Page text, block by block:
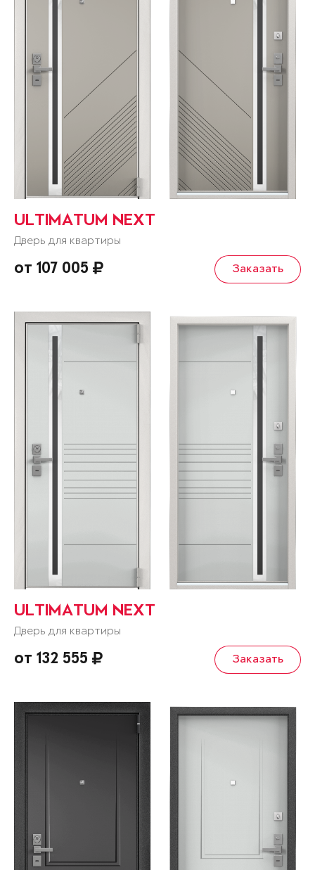
ULTIMATUM NEXT
Дверь для квартиры
от 107 005 Заказать
ULTIMATUM NEXT
Дверь для квартиры
от 132 555 Заказать